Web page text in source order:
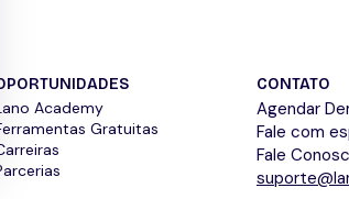
Academy
Gratuitas
CONTATO
Agendar
Fale com
Fale